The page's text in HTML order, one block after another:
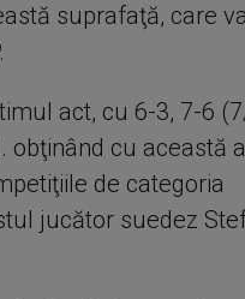
suprafaţă, care
act, cu 6-3, 7-6
cu această
de categoria
jucător suedez